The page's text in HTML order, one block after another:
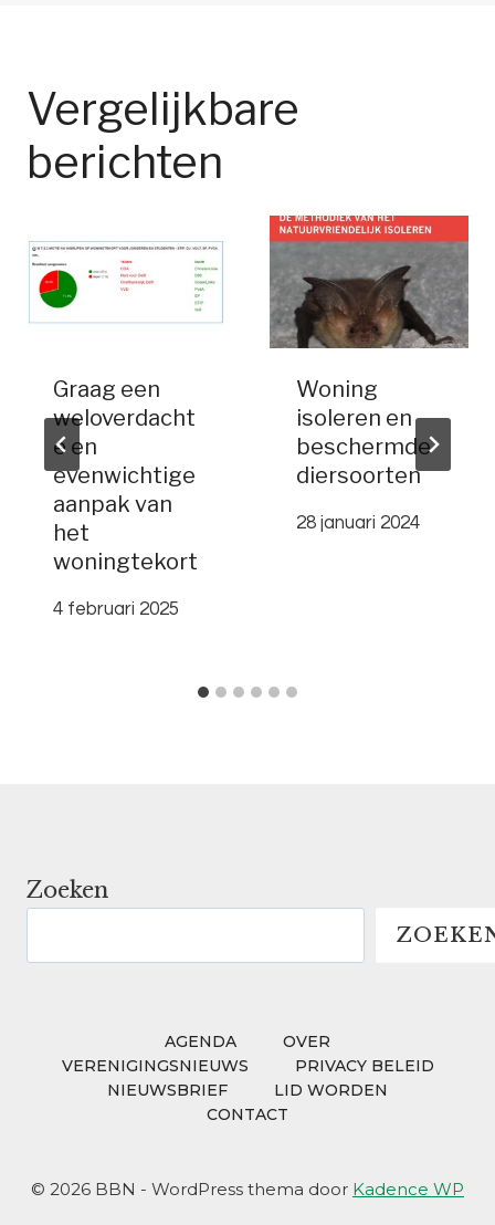
Vergelijkbare
berichten
Graag een
weloverdacht
e en
evenwichtige
aanpak van
het
woningtekort
4 februari 2025
Woning
isoleren en
beschermde
diersoorten
28 januari 2024
Zoeken
AGENDA
OVER
VERENIGINGSNIEUWS
PRIVACY BELEID
NIEUWSBRIEF
LID WORDEN
CONTACT
© 2026 BBN - WordPress thema door Kadence WP